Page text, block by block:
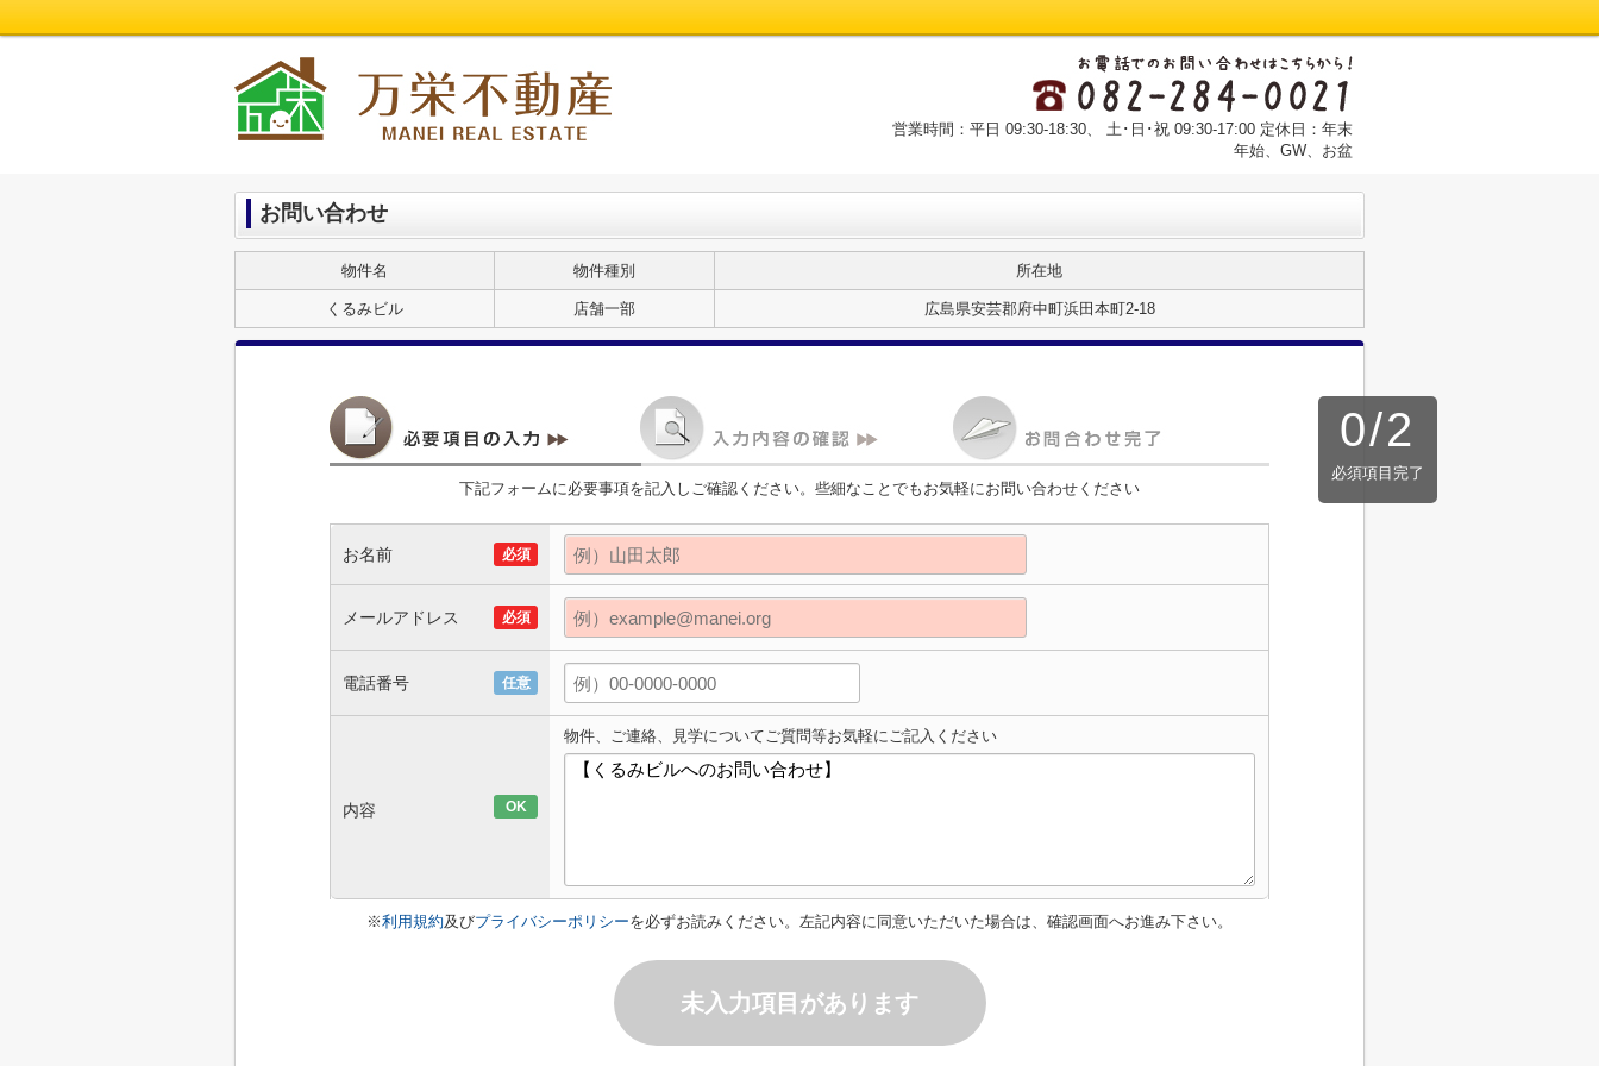
営業時間：平日 09:30-18:30、 土･日･祝 09:30-17:00 定休日：年末
年始、GW、お盆
お問い合わせ
物件名 物件種別 所在地
くるみビル 店舗一部 広島県安芸郡府中町浜田本町2-18
0/2
必須項目完了
下記フォームに必要事項を記入しご確認ください。些細なことでもお気軽にお問い合わせください
お名前 必須
メールアドレス 必須
電話番号 任意
内容 OK
物件、ご連絡、見学についてご質問等お気軽にご記入ください
※利用規約及びプライバシーポリシーを必ずお読みください。左記内容に同意いただいた場合は、確認画面へお進み下さい。
未入力項目があります